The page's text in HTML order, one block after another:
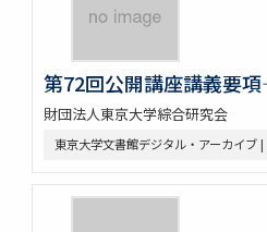
第72回公開講座講義
財団法人東京大学綜合研究会
東京大学文書館デジタル・アーカイブ